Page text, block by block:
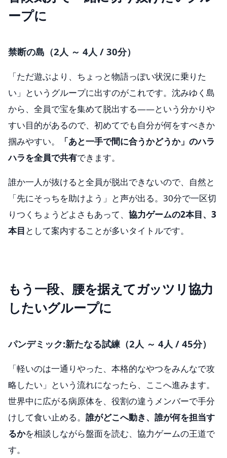
ープに
禁断の島（2人 ～ 4人 / 30分）
「ただ遊ぶより、ちょっと物語っぽい状況に乗りた
い」というグループに出すのがこれです。沈みゆく島
から、全員で宝を集めて脱出する——という分かりや
すい目的があるので、初めてでも自分が何をすべきか
掴みやすい。
「あと一手で間に合うかどうか」のハラ
ハラを全員で共有できます。
誰か一人が抜けると全員が脱出できないので、自然と
「先にそっちを助けよう」と声が出る。30分で一区切
りつくちょうどよさもあって、 協力ゲームの2本目、3
本目 として案内することが多いタイトルです。
もう一段、腰を据えてガッツリ協力
したいグループに
パンデミック:新たなる試練（2人 ～ 4人 / 45分）
「軽いのは一通りやった、本格的なやつをみんなで攻
略したい」という流れになったら、ここへ進みます。
世界中に広がる病原体を、役割の違うメンバーで手分
けして食い止める。 誰がどこへ動き、誰が何を担当す
るかを相談しながら盤面を読む、協力ゲームの王道で
す。